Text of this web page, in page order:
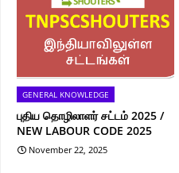
GENERAL KNOWLEDGE
புதிய தொழிலாளர் சட்டம் 2025 /
NEW LABOUR CODE 2025
November 22, 2025